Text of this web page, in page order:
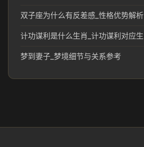
双子座为什么有反差感_性格优势解析
梦到妻子_梦境细节与关系参考